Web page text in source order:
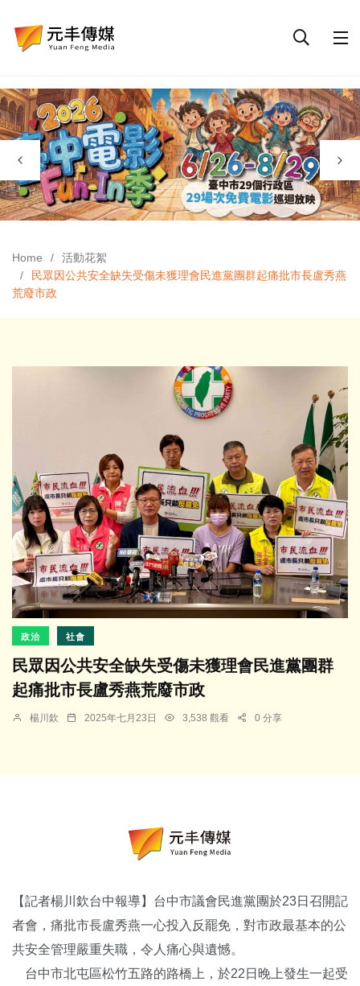
Home
活動花絮
民眾因公共安全缺失受傷未獲理會民進黨團群起痛批市長盧秀燕
荒廢市政
政治 社會
民眾因公共安全缺失受傷未獲理會民進黨團群
起痛批市長盧秀燕荒廢市政
楊川欽 2025年七月23日 3,538 觀看 0 分享
【記者楊川欽台中報導】台中市議會民進黨團於23日召開記
者會，痛批市長盧秀燕一心投入反罷免，對市政最基本的公
共安全管理嚴重失職，令人痛心與遺憾。
台中市北屯區松竹五路的路橋上，於22日晚上發生一起受